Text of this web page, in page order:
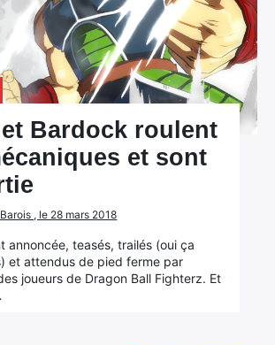
Bardock roulent
et sont
, le 28 mars 2018
annoncée, teasés, trailés (oui ça
et attendus de pied ferme par
joueurs de Dragon Ball Fighterz. Et